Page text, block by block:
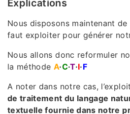
Explications
Nous disposons maintenant
faut exploiter pour générer
Nous allons donc reformuler
la méthode A·C·T·I·F
A noter dans notre cas,
de traitement du langage
textuelle fournie dans notre